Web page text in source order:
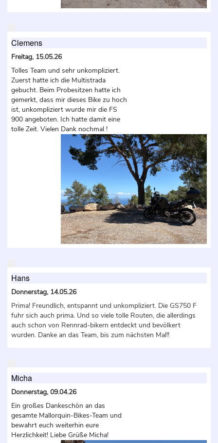
Clemens
Freitag, 15.05.26
Tolles Team und sehr unkompliziert.
Zuerst hatte ich die Multistrada
gebucht. Beim Probesitzen hatte ich
gemerkt, dass mir dieses Bike zu hoch
ist, unkompliziert wurde mir die FS
900 angeboten. Ich hatte damit eine
tolle Zeit. Vielen Dank nochmal !
Hans
Donnerstag, 14.05.26
Prima! Freundlich, entspannt und unkompliziert. Die GS750 F
fuhr sich auch prima. Und so viele tolle Routen, die allerdings
auch schon von Rennrad-bikern entdeckt und bevölkert
wurden. Danke an das Team, bis zum nächsten Mal!!
Micha
Donnerstag, 09.04.26
Ein großes Dankeschön an das
gesamte Mallorquin-Bikes-Team und
bewahrt euch weiterhin eure
Herzlichkeit! Liebe Grüße Micha!